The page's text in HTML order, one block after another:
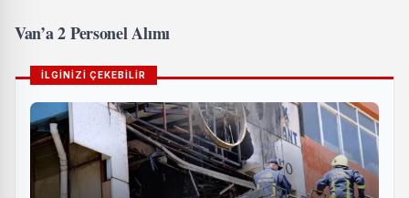
Van’a 2 Personel Alımı
İLGİNİZİ ÇEKEBİLİR